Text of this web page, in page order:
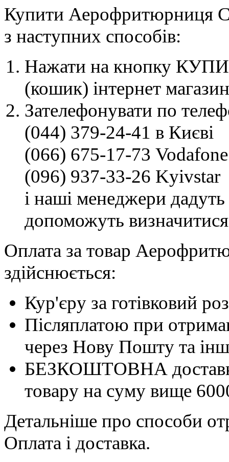
Купити Аерофритюрниця
з наступних способів:
Нажати на кнопку
(кошик) інтернет
Зателефонувати по
(044) 379-24-41 в Києві
(066) 675-17-73 Vodafone
(096) 937-33-26 Kyivstar
і наші менеджери дадуть
допоможуть
Оплата за товар
здійснюється:
Кур'єру за готівковий
Післяплатою при
через Нову Пошту та
БЕЗКОШТОВНА
товару на суму вище
Детальніше про способи
Оплата і доставка.